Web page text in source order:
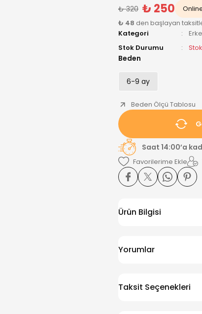
₺ 320 ₺ 250
₺ 48 den başlayan
Kategori
Stok Durumu
Beden
6-9 ay
Beden Ölçü Tablosu
Saat 14:00’a
Ürün Bilgisi
Yorumlar
Taksit Seçenekleri